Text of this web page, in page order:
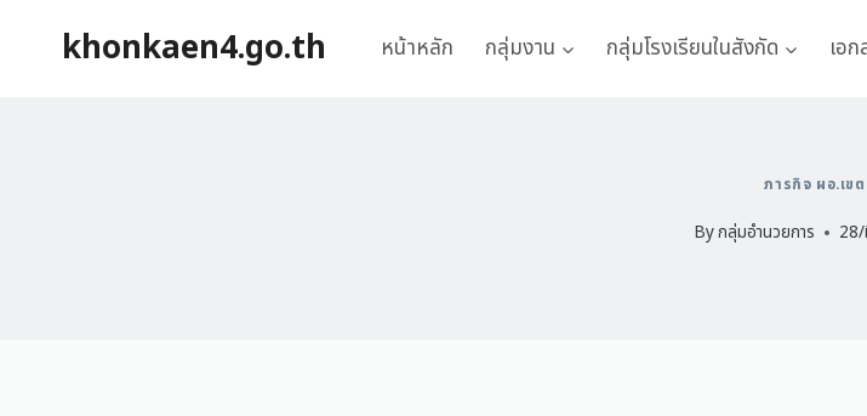
khonkaen4.go.th หน้าหลัก กลุ่มงาน กลุ่มโรงเรียนในสังกัด เอ
ภารกิจ ผอ.เขต
Byกลุ่มอำนวยการ